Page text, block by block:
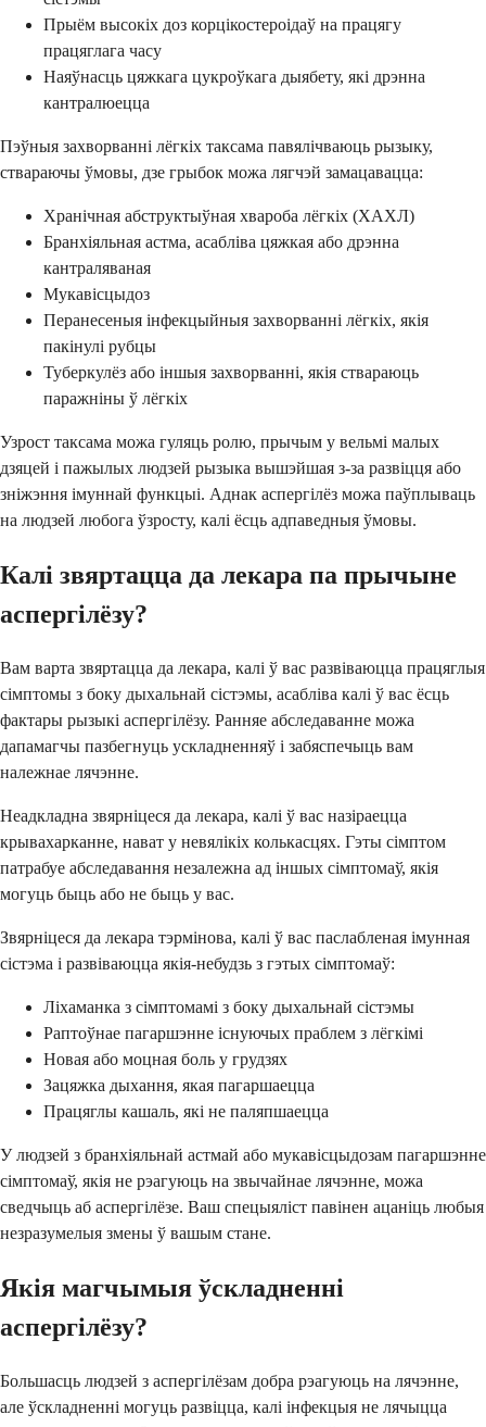
Прыём высокіх доз корцікостероідаў на працягу
працяглага часу
Наяўнасць цяжкага цукроўкага дыябету, які дрэнна
кантралюецца
Пэўныя захворванні лёгкіх таксама павялічваюць рызыку,
ствараючы ўмовы, дзе грыбок можа лягчэй замацавацца:
Хранічная абструктыўная хвароба лёгкіх (ХАХЛ)
Бранхіяльная астма, асабліва цяжкая або дрэнна
кантраляваная
Мукавісцыдоз
Перанесеныя інфекцыйныя захворванні лёгкіх, якія
пакінулі рубцы
Туберкулёз або іншыя захворванні, якія ствараюць
паражніны ў лёгкіх
Узрост таксама можа гуляць ролю, прычым у вельмі малых
дзяцей і пажылых людзей рызыка вышэйшая з-за развіцця або
зніжэння імуннай функцыі. Аднак аспергілёз можа паўплываць
на людзей любога ўзросту, калі ёсць адпаведныя ўмовы.
Калі звяртацца да лекара па прычыне
аспергілёзу?
Вам варта звяртацца да лекара, калі ў вас развіваюцца працяглыя
сімптомы з боку дыхальнай сістэмы, асабліва калі ў вас ёсць
фактары рызыкі аспергілёзу. Ранняе абследаванне можа
дапамагчы пазбегнуць ускладненняў і забяспечыць вам
належнае лячэнне.
Неадкладна звярніцеся да лекара, калі ў вас назіраецца
крывахарканне, нават у невялікіх колькасцях. Гэты сімптом
патрабуе абследавання незалежна ад іншых сімптомаў, якія
могуць быць або не быць у вас.
Звярніцеся да лекара тэрмінова, калі ў вас паслабленая імунная
сістэма і развіваюцца якія-небудзь з гэтых сімптомаў:
Ліхаманка з сімптомамі з боку дыхальнай сістэмы
Раптоўнае пагаршэнне існуючых праблем з лёгкімі
Новая або моцная боль у грудзях
Зацяжка дыхання, якая пагаршаецца
Працяглы кашаль, які не паляпшаецца
У людзей з бранхіяльнай астмай або мукавісцыдозам пагаршэнне
сімптомаў, якія не рэагуюць на звычайнае лячэнне, можа
сведчыць аб аспергілёзе. Ваш спецыяліст павінен ацаніць любыя
незразумелыя змены ў вашым стане.
Якія магчымыя ўскладненні
аспергілёзу?
Большасць людзей з аспергілёзам добра рэагуюць на лячэнне,
але ўскладненні могуць развіцца, калі інфекцыя не лячыцца